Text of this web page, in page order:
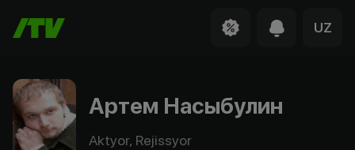
UZ
Артем Насыбулин
Aktyor, Rejissyor